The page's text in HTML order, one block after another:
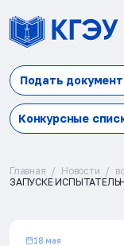
Подать
Конкурсные
Главная Новости
ЗАПУСКЕ
18 мая